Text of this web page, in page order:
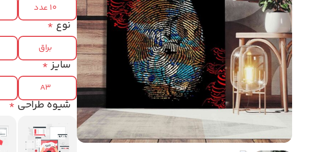
10 عدد
*نوع
براق
*سایز
A3
*شیوه طراحی